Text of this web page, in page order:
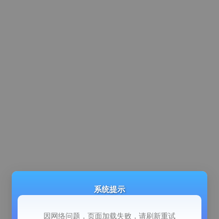
系统提示
因网络问题，页面加载失败，请刷新重试